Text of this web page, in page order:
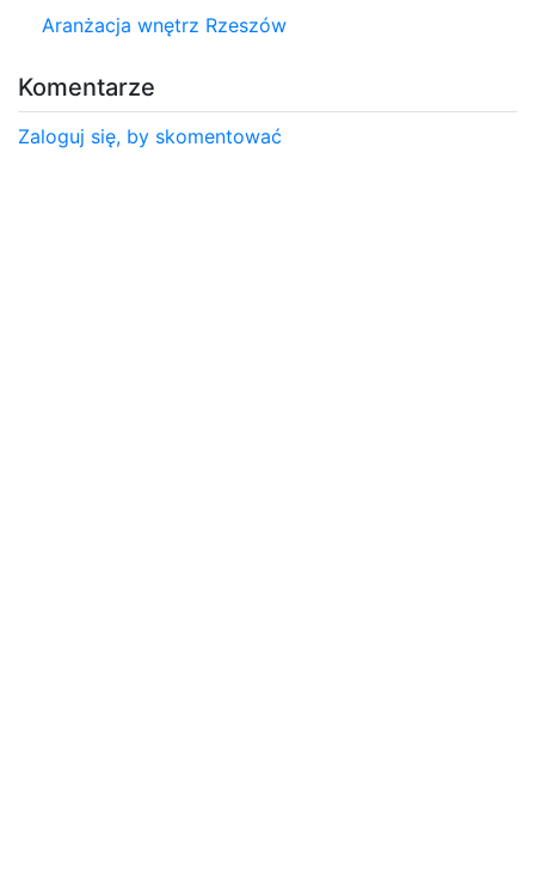
Aranżacja wnętrz Rzeszów
Komentarze
Zaloguj się, by skomentować